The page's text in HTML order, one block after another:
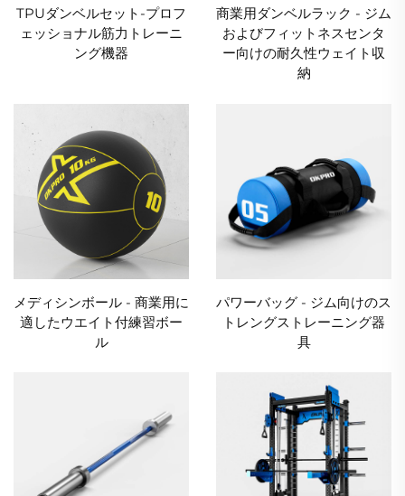
TPUダンベルセット-プロフ
ェッショナル筋力トレーニ
ング機器
商業用ダンベルラック - ジム
およびフィットネスセンタ
ー向けの耐久性ウェイト収
納
メディシンボール - 商業用に
適したウエイト付練習ボー
ル
パワーバッグ - ジム向けのス
トレングストレーニング器
具